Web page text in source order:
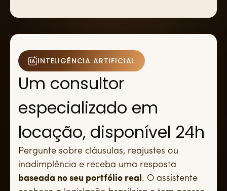
INTELIGÊNCIA ARTIFICIAL
Um consultor
especializado em
locação, disponível 24h
Pergunte sobre cláusulas, reajustes ou
inadimplência e receba uma resposta
baseada no seu portfólio real . O assistente